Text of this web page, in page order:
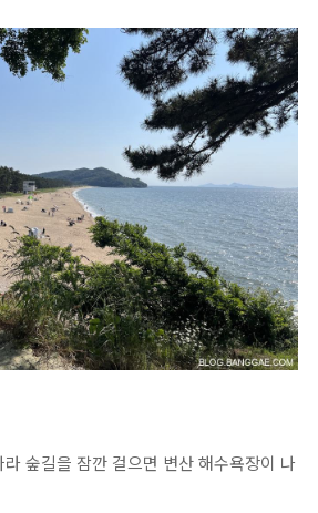
숲길을 잠깐 걸으면 변산 해수욕장이 나